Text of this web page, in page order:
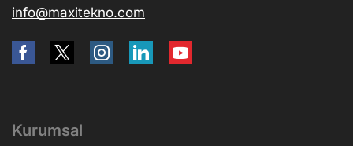
info@maxitekno.com
Kurumsal